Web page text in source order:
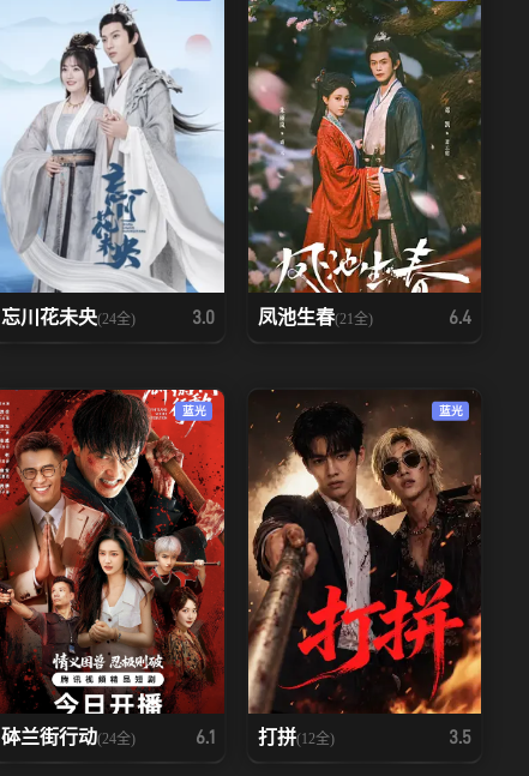
忘川花未央(24全) 3.0 凤池生春(21全) 6.4
蓝光
砵兰街行动(24全) 6.1
蓝光
打拼(12全) 3.5